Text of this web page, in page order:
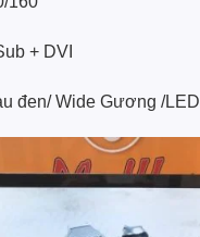
+ DVI
đen/ Wide Gương /LED